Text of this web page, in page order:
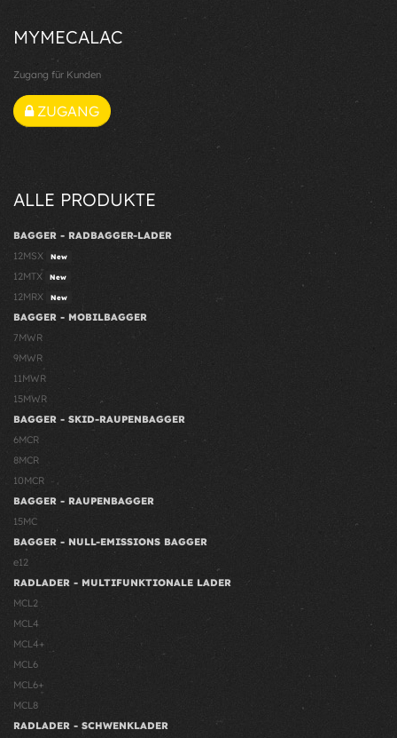
MYMECALAC
Zugang für Kunden
ZUGANG
ALLE PRODUKTE
BAGGER - RADBAGGER-LADER
12MSX
New
12MTX New
12MRX New
BAGGER - MOBILBAGGER
7MWR
9MWR
11MWR
15MWR
BAGGER - SKID-RAUPENBAGGER
6MCR
8MCR
10MCR
BAGGER - RAUPENBAGGER
15MC
BAGGER - NULL-EMISSIONS BAGGER
e12
RADLADER - MULTIFUNKTIONALE LADER
MCL2
MCL4
MCL4+
MCL6
MCL6+
MCL8
RADLADER - SCHWENKLADER